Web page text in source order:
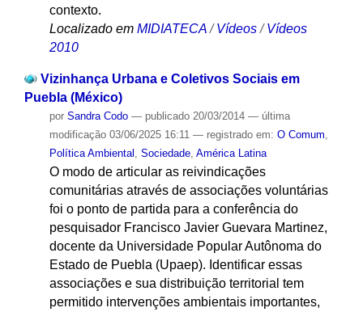
contexto.
Localizado em MIDIATECA /Vídeos /Vídeos
2010
Vizinhança Urbana e Coletivos Sociais em
Puebla (México)
por Sandra Codo — publicado20/03/2014 — última
modificação03/06/2025 16:11 — registrado em: O Comum
Política Ambiental
Sociedade, América Latina
O modo de articular as reivindicações
comunitárias através de associações voluntárias
foi o ponto de partida para a conferência do
pesquisador Francisco Javier Guevara Martinez,
docente da Universidade Popular Autônoma do
Estado de Puebla (Upaep). Identificar essas
associações e sua distribuição territorial tem
permitido intervenções ambientais importantes,